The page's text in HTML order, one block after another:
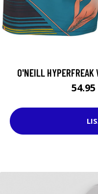
O'NEILL HYPERFREAK